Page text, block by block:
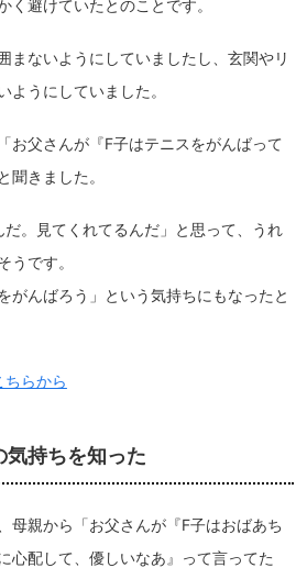
く避けていたとのことです。
まないようにしていましたし、玄関やリ
ようにしていました。
お父さんが『F子はテニスをがんばって
聞きました。
。見てくれてるんだ」と思って、うれ
うです。
がんばろう」という気持ちにもなったと
らから
気持ちを知った
母親から「お父さんが『F子はおばあち
心配して、優しいなあ』って言ってた